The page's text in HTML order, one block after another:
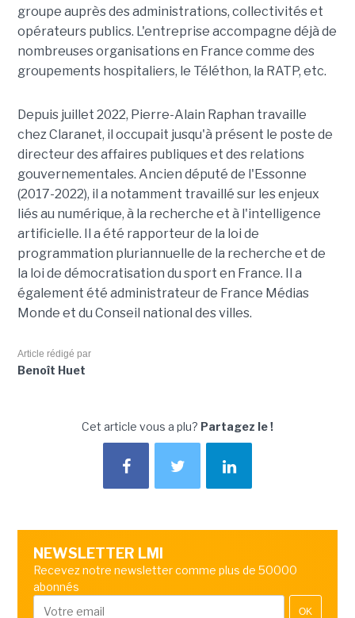
groupe auprès des administrations, collectivités et
opérateurs publics. L'entreprise accompagne déjà de
nombreuses organisations en France comme des
groupements hospitaliers, le Téléthon, la RATP, etc.
Depuis juillet 2022, Pierre-Alain Raphan travaille
chez Claranet, il occupait jusqu'à présent le poste de
directeur des affaires publiques et des relations
gouvernementales. Ancien député de l'Essonne
(2017-2022), il a notamment travaillé sur les enjeux
liés au numérique, à la recherche et à l'intelligence
artificielle. Il a été rapporteur de la loi de
programmation pluriannuelle de la recherche et de
la loi de démocratisation du sport en France. Il a
également été administrateur de France Médias
Monde et du Conseil national des villes.
Article rédigé par
Benoît Huet
Cet article vous a plu? Partagez le !
NEWSLETTER LMI
Recevez notre newsletter comme plus de 50000
abonnés
OK